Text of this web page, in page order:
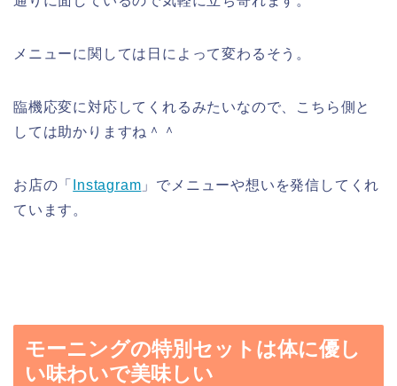
メニューに関しては日によって変わるそう。
臨機応変に対応してくれるみたいなので、こちら側と
しては助かりますね＾＾
お店の「 Instagram 」でメニューや想いを発信してくれ
ています。
モーニングの特別セットは体に優し
い味わいで美味しい